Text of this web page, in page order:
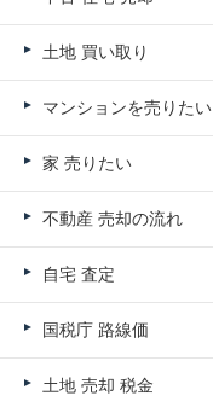
土地 買い取り
マンションを売りたい
家 売りたい
不動産 売却の流れ
自宅 査定
国税庁 路線価
土地 売却 税金